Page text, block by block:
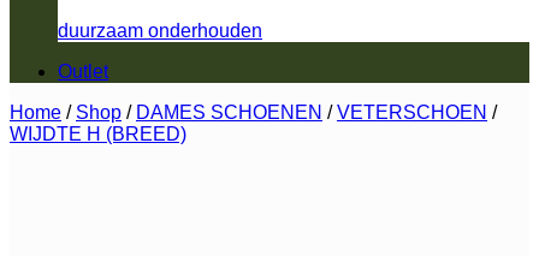
duurzaam onderhouden
Outlet
Home / Shop / DAMES SCHOENEN / VETERSCHOEN /
WIJDTE H (BREED)